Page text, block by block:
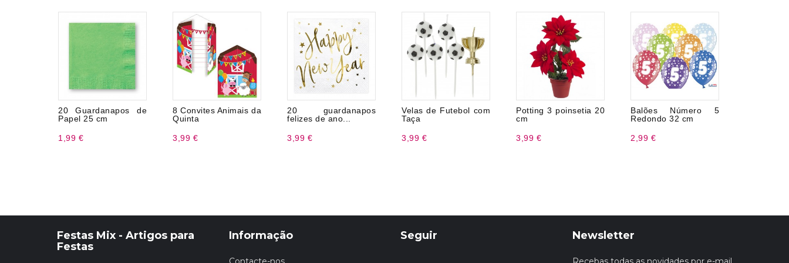
20 Guardanapos de
Papel 25 cm
1,99 €
8 Convites Animais da
Quinta
3,99 €
20 guardanapos
felizes de ano...
3,99 €
Velas de Futebol com
Taça
3,99 €
Potting 3 poinsetia 20
cm
3,99 €
Balões Número 5
Redondo 32 cm
2,99 €
Festas Mix - Artigos para
Festas
Informação Seguir Newsletter